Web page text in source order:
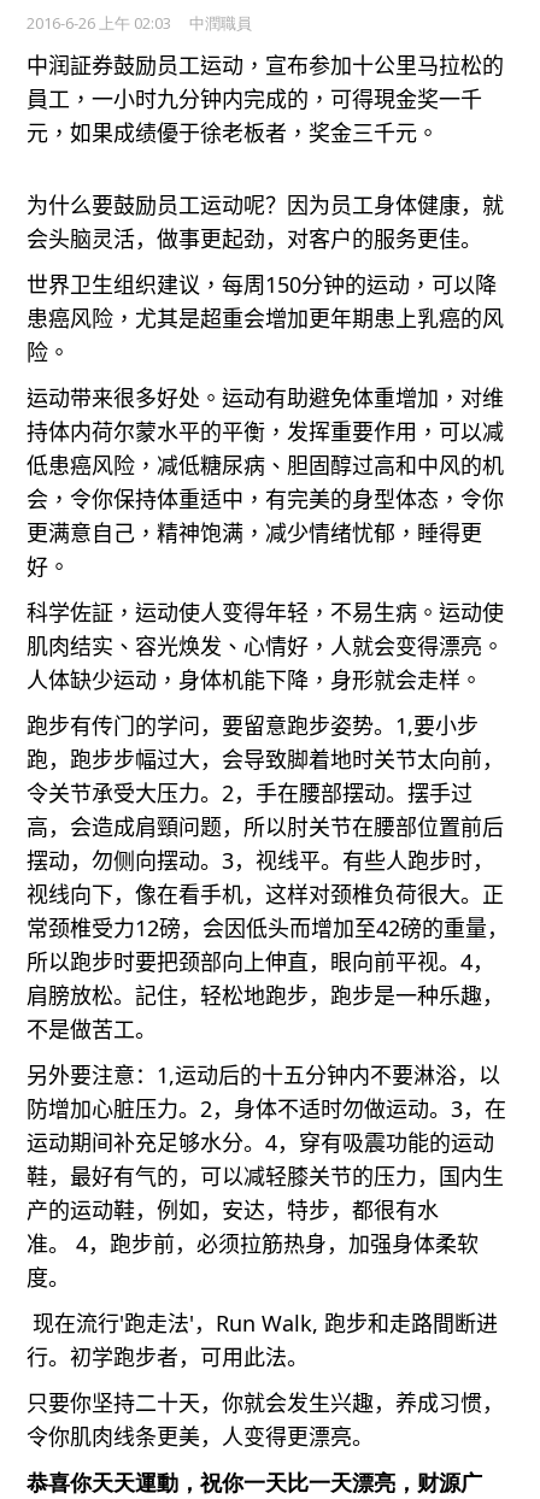
2016-6-26 上午 02:03 中潤職員
中润証券鼓励员工运动，宣布参加十公里马拉松的
員工 ，一小时九分钟内完成的 ，可得現金奖一千
元，如果成绩優于徐老板者，奖金三千元 。
为什么要鼓励员工运动呢？因为员工身体健康， 就
会头脑灵活，做事更起劲， 对客户的服务更佳。
世界卫生组织建议，每周150分钟的运动，可以降
患癌风险 ， 尤其是超重会增加更年期患上乳癌的风
险。
运动带来很多好处。运动有助避免体重增加，对维
持体内荷尔蒙水平的平衡，发挥重要作用，可以减
低患癌风险 ， 减低糖尿病 、 胆固醇过高和中风的机
会，令你保持体重适中， 有完美的身型体态， 令你
更满意自己，精神饱满，减少情绪忧郁 ， 睡得更
好。
科学佐証，运动使人变得年轻，不易生病 。运动使
肌肉结实、容光焕发、心情好，人就会变得漂亮。
人体缺少运动 ， 身体机能下降，身形就会走样。
跑步有传门的学问，要留意跑步姿势。 1,要小步
跑，跑步步幅过大，会导致脚着地时关节太向前，
令关节承受大压力。 2，手在腰部摆动。摆手过
高，会造成肩頸问题，所以肘关节在腰部位置前后
摆动，勿侧向摆动。3，视线平。有些人跑步时，
视线向下，像在看手机，这样对颈椎负荷很大。正
常颈椎受力12磅，会因低头而增加至42磅的重量，
所以跑步时要把颈部向上伸直，眼向前平视。4，
肩膀放松。記住，轻松地跑步，跑步是一种乐趣，
不是做苦工。
另外要注意： 1,运动后的十五分钟内不要淋浴，以
防增加心脏压力。 2，身体不适时勿做运动。3，在
运动期间补充足够水分。4，穿有吸震功能的运动
鞋，最好有气的，可以减轻膝关节的压力，国内生
产的运动鞋，例如，安达，特步，都很有水
准。
4， 跑步前，必须拉筋热身，加强身体柔软
度。
现在流行'跑走法'，Run Walk, 跑步和走路間断进
行。初学跑步者，可用此法。
只要你坚持二十天，你就会发生兴趣，养成习惯，
令你肌肉线条更美，人变得更漂亮。
恭喜你天天運動，祝你一天比一天漂亮 ， 财源广